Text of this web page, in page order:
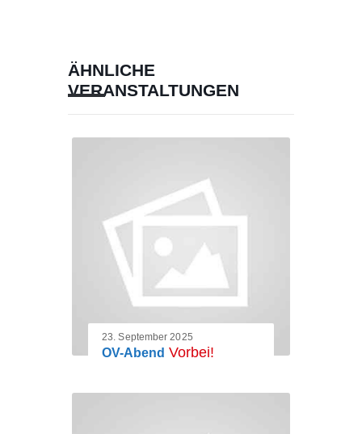
ÄHNLICHE
VERANSTALTUNGEN
23. September 2025
OV-Abend Vorbei!